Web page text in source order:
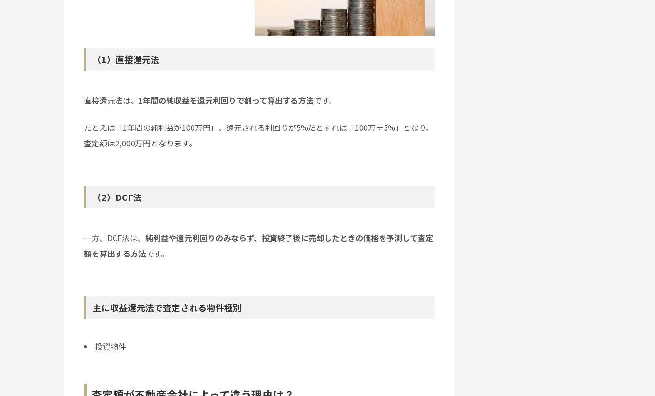
（1）直接還元法
直接還元法は、 1年間の純収益を還元利回りで割って算出する方法です。
たとえば「1年間の純利益が100万円」、還元される利回りが5%だとすれば「100万÷5%」となり、
査定額は2,000万円となります。
（2）DCF法
一方、DCF法は、 純利益や還元利回りのみならず、投資終了後に売却したときの価格を予測して査定
額を算出する方法です。
主に収益還元法で査定される物件種別
投資物件